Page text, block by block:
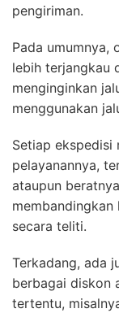
pengiriman.
Pada umumnya,
lebih terjangkau
menginginkan
menggunakan
Setiap ekspedisi
pelayanannya,
ataupun
membandingkan
secara teliti.
Terkadang, ada
berbagai diskon
tertentu,